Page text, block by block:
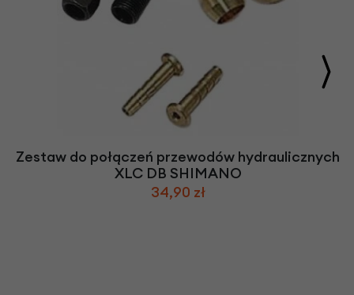
Zestaw do połączeń przewodów hydraulicznych
XLC DB SHIMANO
34,90 zł